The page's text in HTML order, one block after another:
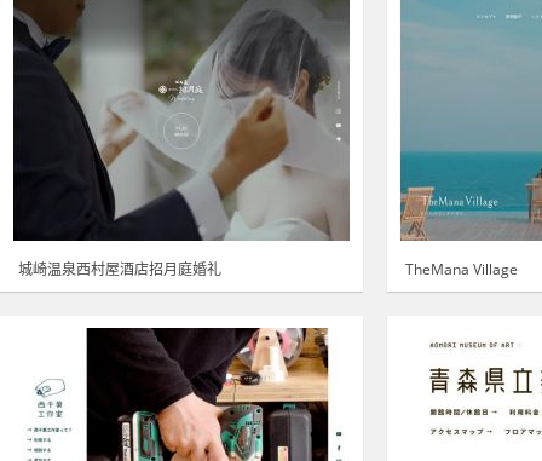
城崎温泉西村屋酒店招月庭婚礼 TheMana Village